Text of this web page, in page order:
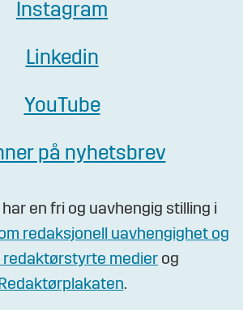
Instagram
Linkedin
YouTube
på nyhetsbrev
en fri og uavhengig stilling i
redaksjonell uavhengighet og
redaktørstyrte medier og
Redaktørplakaten.